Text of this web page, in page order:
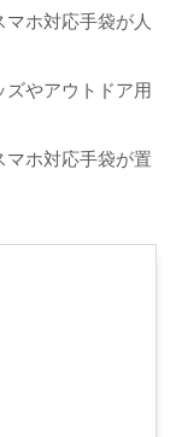
ホ対応手袋が人
やアウトドア用
ホ対応手袋が置